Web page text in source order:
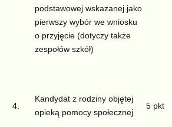
podstawowej wskazanej jako
pierwszy wybór we wniosku
o przyjęcie (dotyczy także
zespołów szkół)
4.
Kandydat z rodziny objętej
opieką pomocy społecznej
5 pkt